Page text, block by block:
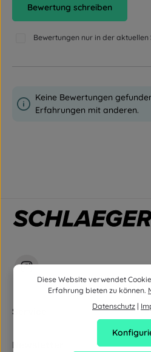
Bewertung schreiben
Bewertungen nur in der aktuellen
Keine Bewertungen
Erfahrungen mit anderen.
Service
Newsletter
Diese Website verwendet
Erfahrung bieten zu können.
Datenschutz |